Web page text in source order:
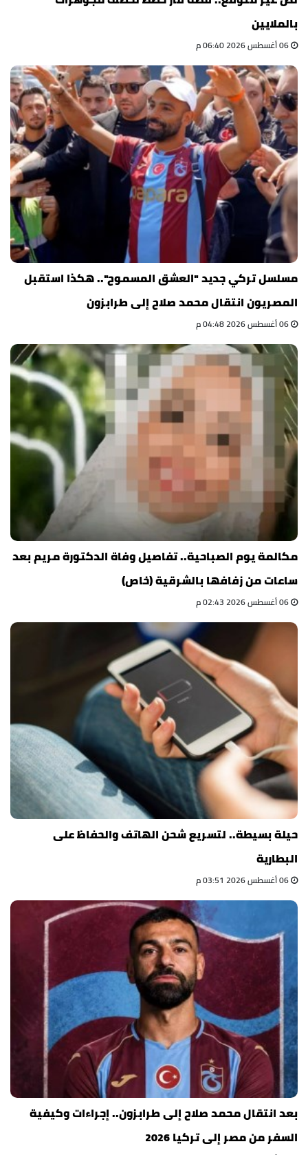
بالملايين
مسلسل تركي جديد "العشق المسموح".. هكذا استقبل
المصريون انتقال محمد صلاح إلى طرابزون
مكالمة يوم الصباحية.. تفاصيل وفاة الدكتورة مريم بعد
ساعات من زفافها بالشرقية (خاص)
حيلة بسيطة.. لتسريع شحن الهاتف والحفاظ على
البطارية
بعد انتقال محمد صلاح إلى طرابزون.. إجراءات وكيفية
السفر من مصر إلى تركيا 2026